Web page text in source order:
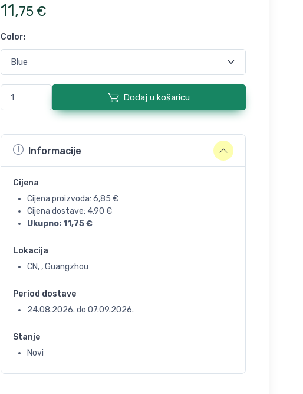
11,75 €
Color:
Dodaj u košaricu
Informacije
Cijena
Cijena proizvoda: 6,85 €
Cijena dostave: 4,90 €
Ukupno:11,75€
Lokacija
CN, , Guangzhou
Period dostave
24.08.2026. do 07.09.2026.
Stanje
Novi